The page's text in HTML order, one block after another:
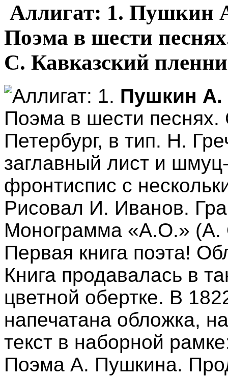
Аллигат: 1. Пушкин
Поэма в шести
С. Кавказский
Аллигат: 1. Пушкин А.
Поэма в шести
Петербург, в тип. Н.
заглавный лист и
фронтиспис с
Рисовал И. Иванов.
Монограмма «А.О.» (А.
Первая книга поэта!
Книга продавалась в
цветной обертке. В
напечатана обложка,
текст в наборной
Поэма А. Пушкина.